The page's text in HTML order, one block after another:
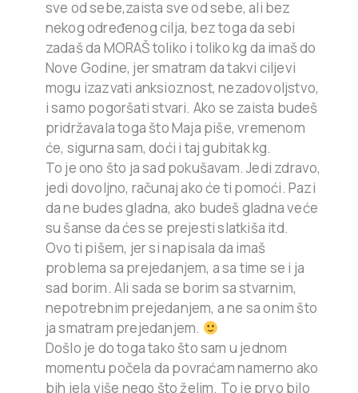
sve od sebe,zaista sve od sebe, ali bez
nekog određenog cilja, bez toga da sebi
zadaš da MORAŠ toliko i toliko kg da imaš do
Nove Godine, jer smatram da takvi ciljevi
mogu izazvati anksioznost, nezadovoljstvo,
i samo pogoršati stvari. Ako se zaista budeš
pridržavala toga što Maja piše, vremenom
će, sigurna sam, doći i taj gubitak kg.
To je ono što ja sad pokušavam. Jedi zdravo,
jedi dovoljno, računaj ako će ti pomoći. Pazi
da ne budes gladna, ako budeš gladna veće
su šanse da ćes se prejesti slatkiša itd.
Ovo ti pišem, jer si napisala da imaš
problema sa prejedanjem, a sa time se i ja
sad borim. Ali sada se borim sa stvarnim,
nepotrebnim prejedanjem, a ne sa onim što
ja smatram prejedanjem.
Došlo je do toga tako što sam u jednom
momentu počela da povraćam namerno ako
bih jela više nego što želim. To je prvo bilo